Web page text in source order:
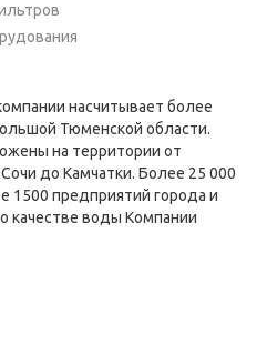
насчитывает более
Тюменской области.
на территории от
до Камчатки. Более 25 000
1500 предприятий города и
качестве воды Компании